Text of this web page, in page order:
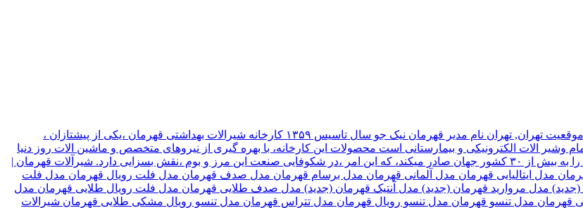
شیرآلات قهرمان نوع سازمان شرکت موقعیت تهران, تهران نام مدیر قهرمان نیک جو سال تاسیس ۱۳۵۹ کارخانه شیرالات بهداشتی قهرمان ،یکی از پیشتازان ،
وشیر الات الکترونیکی و بیمارستانی است محصولات این کارخانه، با بهره گیری از نیروهای متخصص و ماشین الات روز دنیا
تولید شده کارخانه قهرمان،بخش زیادی از تولیدات خود را به بیش از ۳۰ کشور جهان صادر میکند، که این امر ،در شکوفایی صنعت این مرز و بوم ،نقش بسزایی دارد. شیرآلات قهرمان |
مدل ایتالیایی قهرمان مدل آلمانی قهرمان مدل برسام قهرمان مدل صدف قهرمان مدل فلت رویال قهرمان مدل فلت
(جدید) مدل مروارید قهرمان (جدید) مدل آنتیک قهرمان (جدید) مدل صدف طلایی قهرمان مدل فلت رویال طلایی قهرمان مدل
قهرمان مدل تنسو قهرمان مدل تنسو رویال قهرمان مدل تتراس قهرمان مدل تنسو رویال مشکی طلایی قهرمان شیرالات